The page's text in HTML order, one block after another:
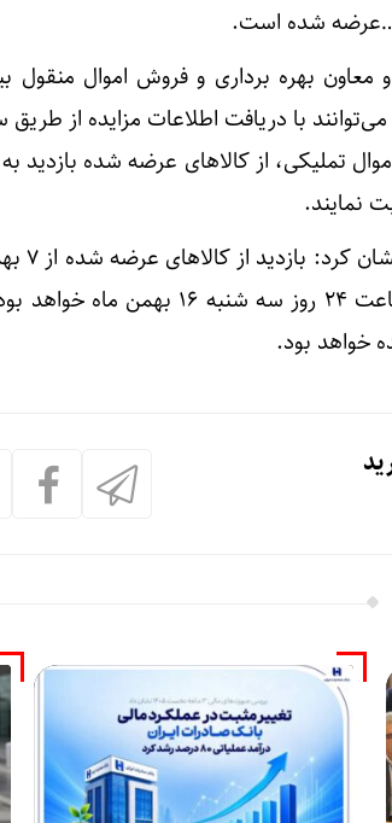
شده است.
بهره برداری و فروش اموال منقول
با دریافت اطلاعات مزایده از
تملیکی،‌ از کالاهای عرضه شده بازدید
نمایند.
خواهد بود.